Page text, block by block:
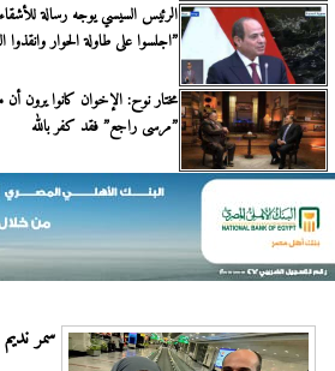
الرئيس السيسي يوجه رسالة
”اجلسوا على طاولة الحوار وانقذوا
مختار نوح: الإخوان كانوا يرون
”مرسى راجع” فقد كفر بالله
سمر